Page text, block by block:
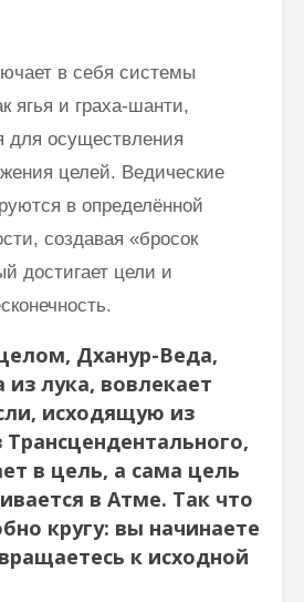
в себя системы
ягья и граха-шанти,
для осуществления
целей. Ведические
в определённой
создавая «бросок
достигает цели и
Дханур-Веда,
из лука, вовлекает
исходящую из
в цель, а сама цель
в Атме. Так что
кругу: вы начинаете
к исходной